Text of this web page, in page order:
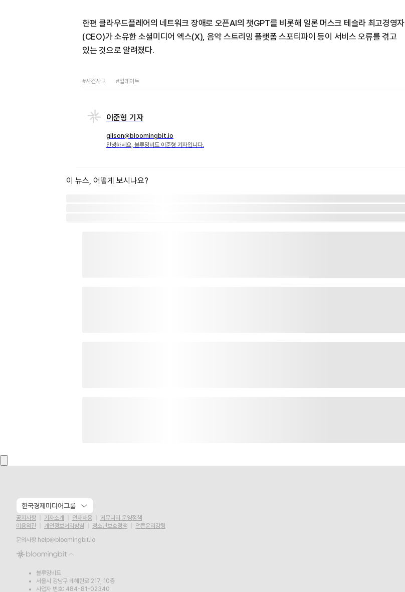
한편 클라우드플레어의 네트워크 장애로 오픈AI의 챗GPT를 비롯해 일론 머스크 테슬라 최고경영자
(CEO)가 소유한 소셜미디어 엑스(X), 음악 스트리밍 플랫폼 스포티파이 등이 서비스 오류를 겪고
있는 것으로 알려졌다.
#사건사고 #업데이트
이준형 기자
gilson@bloomingbit.io
안녕하세요, 블루밍비트 이준형 기자입니다.
이 뉴스, 어떻게 보시나요?
한국경제미디어그룹
공지사항 기자소개 인재채용
커뮤니티 운영정책
이용약관
개인정보처리방침 청소년보호정책
언론윤리강령
문의사항 help@bloomingbit.io
블루밍비트
서울시 강남구 테헤란로 217, 10층
사업자 번호: 484-81-02340